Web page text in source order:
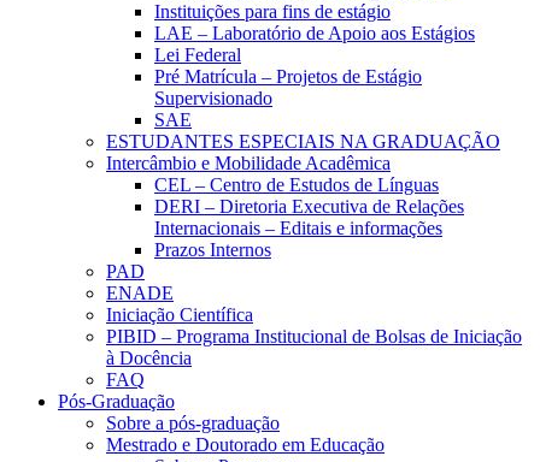
Instituições para fins de estágio
LAE – Laboratório de Apoio aos Estágios
Lei Federal
Pré Matrícula – Projetos de Estágio
Supervisionado
SAE
ESTUDANTES ESPECIAIS NA GRADUAÇÃO
Intercâmbio e Mobilidade Acadêmica
CEL – Centro de Estudos de Línguas
DERI – Diretoria Executiva de Relações
Internacionais – Editais e informações
Prazos Internos
PAD
ENADE
Iniciação Científica
PIBID – Programa Institucional de Bolsas de Iniciação
à Docência
FAQ
Pós-Graduação
Sobre a pós-graduação
Mestrado e Doutorado em Educação